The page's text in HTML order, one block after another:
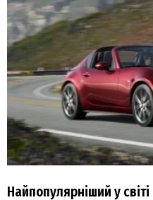
Найпопулярніший у